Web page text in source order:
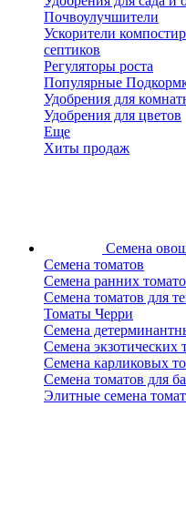
Почвоулучшители
Ускорители
септиков
Регуляторы роста
Популярные
Удобрения для
Удобрения для цветов
Еще
Хиты продаж
Семена
Семена томатов
Семена ранних
Семена томатов для
Томаты Черри
Семена
Семена экзотических
Семена карликовых
Семена томатов для
Элитные семена